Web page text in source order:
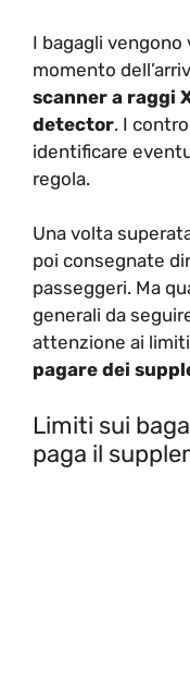
I bagagli vengono
momento
scanner a raggi
detector. I
identificare
regola.
Una volta
poi consegnate
passeggeri. Ma
generali da
attenzione ai
pagare dei
Limiti sui
paga il